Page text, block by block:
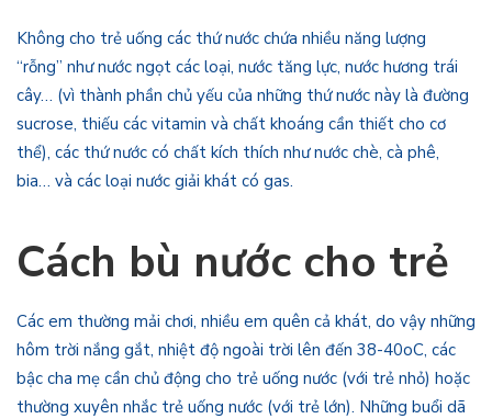
Không cho trẻ uống các thứ nước chứa nhiều năng lượng
“rỗng” như nước ngọt các loại, nước tăng lực, nước hương trái
cây… (vì thành phần chủ yếu của những thứ nước này là đường
sucrose, thiếu các vitamin và chất khoáng cần thiết cho cơ
thể), các thứ nước có chất kích thích như nước chè, cà phê,
bia… và các loại nước giải khát có gas.
Cách bù nước cho trẻ
Các em thường mải chơi, nhiều em quên cả khát, do vậy những
hôm trời nắng gắt, nhiệt độ ngoài trời lên đến 38-40oC, các
bậc cha mẹ cần chủ động cho trẻ uống nước (với trẻ nhỏ) hoặc
thường xuyên nhắc trẻ uống nước (với trẻ lớn). Những buổi dã